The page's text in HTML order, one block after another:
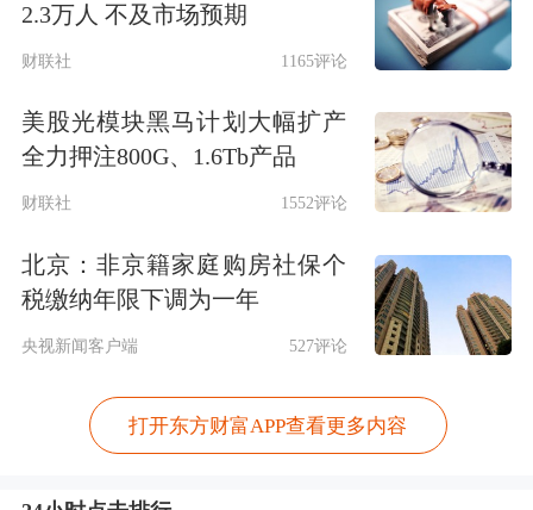
法国外长让-诺埃尔·巴罗指出：“此次欧
盟的决定意味着，这些俄罗斯资产的用
途将由欧洲人自己决定，而不会由别人
替代(指美俄两国)。”
斯资产中，有约1850亿欧元存放在位于
比利时布鲁塞尔的欧洲清算
银行。而欧
盟委员会眼下正在推进以俄罗斯被冻结
资产作担保，向乌克兰提供“赔偿贷
2.3万人 不及市场预期
财联社 1165评论
美股光模块黑马计划大幅扩产
全力押注800G、1.6Tb产品
财联社 1552评论
北京：非京籍家庭购房社保个
税缴纳年限下调为一年
央视新闻客户端 527评论
打开东方财富APP查看更多内容